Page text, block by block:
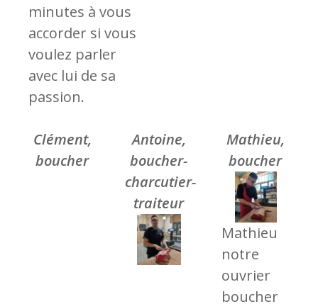
minutes à vous
accorder si vous
voulez parler
avec lui de sa
passion.
Clément,
boucher
Antoine,
boucher-
charcutier-
traiteur
Mathieu,
boucher
Mathieu
notre
ouvrier
boucher